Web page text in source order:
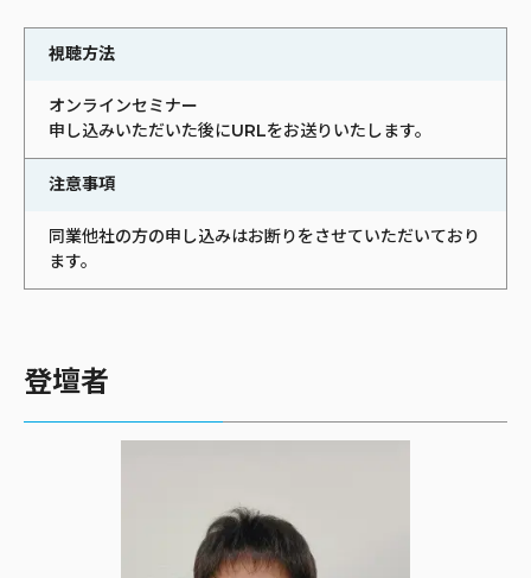
視聴方法
オンラインセミナー
申し込みいただいた後にURLをお送りいたします。
注意事項
同業他社の方の申し込みはお断りをさせていただいており
ます。
登壇者